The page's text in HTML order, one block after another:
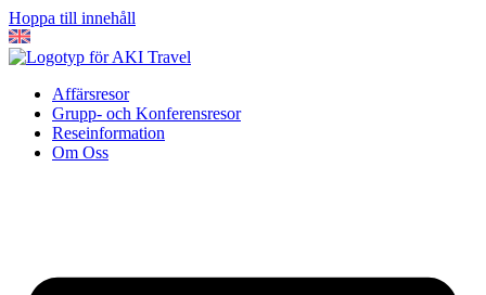
Hoppa till innehåll
Affärsresor
Grupp- och Konferensresor
Reseinformation
Om Oss